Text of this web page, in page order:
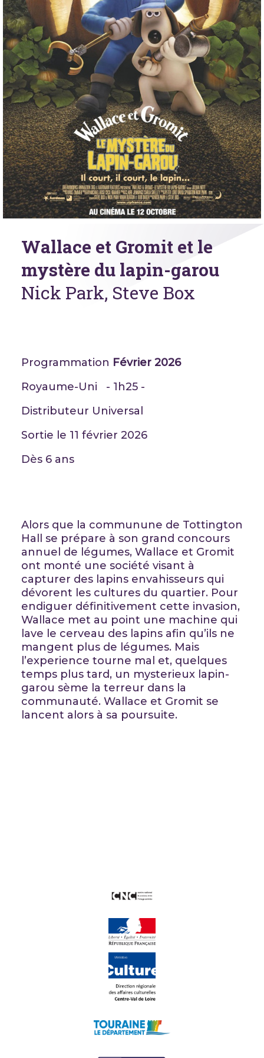
Wallace et Gromit et le
mystère du lapin-garou
Nick Park, Steve Box
Programmation Février 2026
Royaume-Uni - 1h25 -
Distributeur Universal
Sortie le 11 février 2026
Dès 6 ans
Alors que la communune de Tottington
Hall se prépare à son grand concours
annuel de légumes, Wallace et Gromit
ont monté une société visant à
capturer des lapins envahisseurs qui
dévorent les cultures du quartier. Pour
endiguer définitivement cette invasion,
Wallace met au point une machine qui
lave le cerveau des lapins afin qu’ils ne
mangent plus de légumes. Mais
l’experience tourne mal et, quelques
temps plus tard, un mysterieux lapin-
garou sème la terreur dans la
communauté. Wallace et Gromit se
lancent alors à sa poursuite.